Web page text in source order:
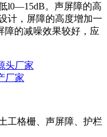
l0—15dB。声屏障的高
计，屏障的高度增加一
障的减噪效果较好，应
头厂家
厂家
工格栅、声屏障、护栏